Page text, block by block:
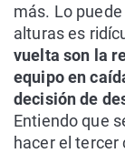
más. Lo
alturas es
vuelta son la
equipo en
decisión de
Entiendo que
hacer el tercer